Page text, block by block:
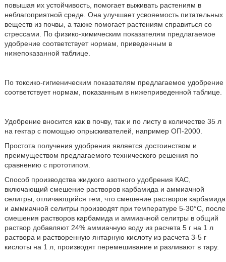
повышая их устойчивость, помогает выживать растениям в
неблагоприятной среде. Она улучшает усвояемость питательных
веществ из почвы, а также помогает растениям справиться со
стрессами. По физико-химическим показателям предлагаемое
удобрение соответствует нормам, приведенным в
нижепоказанной таблице.
По токсико-гигиеническим показателям предлагаемое удобрение
соответствует нормам, показанным в нижеприведенной таблице.
Удобрение вносится как в почву, так и по листу в количестве 35 л
на гектар с помощью опрыскивателей, например ОП-2000.
Простота получения удобрения является достоинством и
преимуществом предлагаемого технического решения по
сравнению с прототипом.
Способ производства жидкого азотного удобрения КАС,
включающий смешение растворов карбамида и аммиачной
селитры, отличающийся тем, что смешение растворов карбамида
и аммиачной селитры производят при температуре 5-30°С, после
смешения растворов карбамида и аммиачной селитры в общий
раствор добавляют 24% аммиачную воду из расчета 5 г на 1 л
раствора и растворенную янтарную кислоту из расчета 3-5 г
кислоты на 1 л, производят перемешивание и разливают в тару.